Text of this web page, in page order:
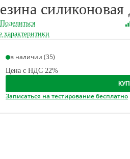
Поделиться
характеритики
в наличии (35)
Цена с НДС 22%
Записаться на тестирование бесплатно